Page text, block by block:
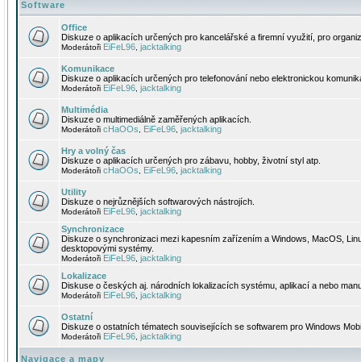
Software
Office
Diskuze o aplikacích určených pro kancelářské a firemní využití, pro
Moderátoři EiFeL96 jacktalking
Komunikace
Diskuze o aplikacích určených pro telefonování nebo elektronickou
Moderátoři EiFeL96 jacktalking
Multimédia
Diskuze o multimediálně zaměřených aplikacích.
Moderátoři cHaOOs EiFeL96 jacktalking
Hry a volný čas
Diskuze o aplikacích určených pro zábavu, hobby, životní styl atp.
Moderátoři cHaOOs EiFeL96 jacktalking
Utility
Diskuze o nejrůznějších softwarových nástrojích.
Moderátoři EiFeL96 jacktalking
Synchronizace
Diskuze o synchronizaci mezi kapesním zařízením a Windows, MacOS,
desktopovými systémy.
Moderátoři EiFeL96 jacktalking
Lokalizace
Diskuse o českých aj. národních lokalizacích systému, aplikací a nebo
Moderátoři EiFeL96 jacktalking
Ostatní
Diskuze o ostatních tématech souvisejících se softwarem pro Windows
Moderátoři EiFeL96 jacktalking
Navigace a mapy